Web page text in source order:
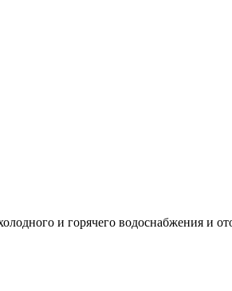
и горячего водоснабжения и